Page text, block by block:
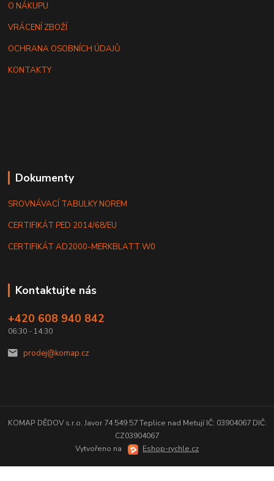
O NÁKUPU
VRÁCENÍ ZBOŽÍ
OCHRANA OSOBNÍCH ÚDAJŮ
KONTAKTY
Dokumenty
SROVNÁVACÍ TABULKY NOREM
CERTIFIKÁT PED 2014/68/EU
CERTIFIKÁT AD2000-MERKBLATT W0
Kontaktujte nás
+420 608 940 842
06:30 - 14:30
prodej@komap.cz
KOMAP DĚDOV s.r.o. Javor 74 549 57 Teplice nad Metují IČ: 03904067 DIČ:
CZ03904067
Vytvořeno na
Eshop-rychle.cz